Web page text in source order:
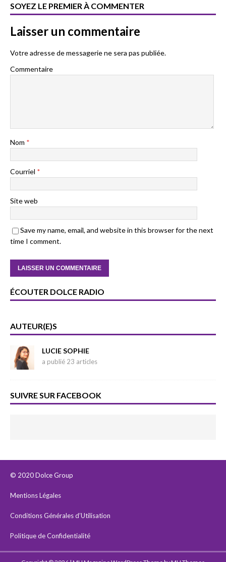
SOYEZ LE PREMIER À COMMENTER
Laisser un commentaire
Votre adresse de messagerie ne sera pas publiée.
Commentaire
Nom *
Courriel *
Site web
Save my name, email, and website in this browser for the next
time I comment.
ÉCOUTER DOLCE RADIO
AUTEUR(E)S
LUCIE SOPHIE
a publié 23 articles
SUIVRE SUR FACEBOOK
© 2020 Dolce Group
Mentions Légales
Conditions Générales d’Utilisation
Politique de Confidentialité